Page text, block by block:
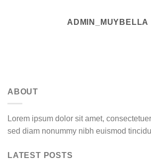
ADMIN_MUYBELLA
ABOUT
Lorem ipsum dolor sit amet,
sed diam nonummy nibh euismod
LATEST POSTS